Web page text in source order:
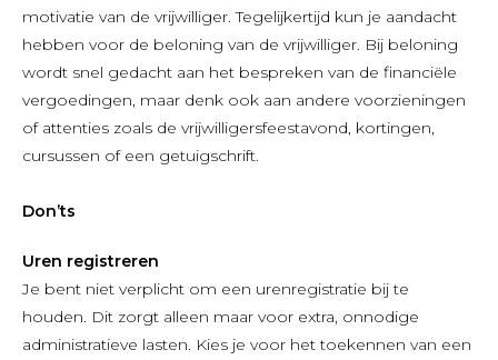
motivatie van de vrijwilliger. Tegelijkertijd kun je aandacht
hebben voor de beloning van de vrijwilliger. Bij beloning
wordt snel gedacht aan het bespreken van de financiële
vergoedingen, maar denk ook aan andere voorzieningen
of attenties zoals de vrijwilligersfeestavond, kortingen,
cursussen of een getuigschrift.
Don’ts
Uren registreren
Je bent niet verplicht om een urenregistratie bij te
houden. Dit zorgt alleen maar voor extra, onnodige
administratieve lasten. Kies je voor het toekennen van een